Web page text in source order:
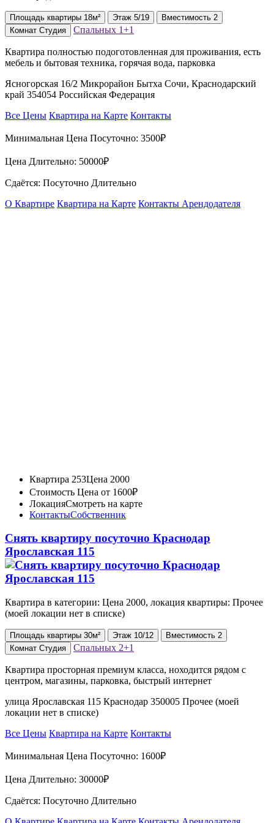
Площадь квартиры 18м² Этаж 5/19 Вместимость 2
Комнат Студия Спальных 1+1
Квартира полностью подоготовленная для проживания, есть
мебель и бытовая техника, горячая вода, парковка
Ясногорская 16/2 Микрорайон Бытха Сочи, Краснодарский
край 354054 Российская Федерация
Все Цены Квартира на Карте Контакты
Минимальная Цена Посуточно: 3500₽
Цена Длительно: 50000₽
Сдаётся: Посуточно Длительно
О Квартире Квартира на Карте Контакты Арендодателя
Квартира 253Цена 2000
Стоимость Цена от 1600₽
ЛокацияСмотреть на карте
КонтактыСобственник
Снять квартиру посуточно Краснодар
Ярославская 115
Квартира в категории: Цена 2000, локация квартиры: Прочее
(моей локации нет в списке)
Площадь квартиры 30м² Этаж 10/12 Вместимость 2
Комнат Студия Спальных 2+1
Квартира просторная премиум класса, ноходится рядом с
центром, магазины, парковка, быстрый интернет
улица Ярославская 115 Краснодар 350005 Прочее (моей
локации нет в списке)
Все Цены Квартира на Карте Контакты
Минимальная Цена Посуточно: 1600₽
Цена Длительно: 30000₽
Сдаётся: Посуточно Длительно